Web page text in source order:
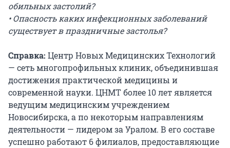
обильных застолий?
• Опасность каких инфекционных заболеваний
существует в праздничные застолья?
Справка: Центр Новых Медицинских Технологий
— сеть многопрофильных клиник, объединившая
достижения практической медицины и
современной науки. ЦНМТ более 10 лет является
ведущим медицинским учреждением
Новосибирска, а по некоторым направлениям
деятельности — лидером за Уралом. В его составе
успешно работают 6 филиалов, предоставляющие